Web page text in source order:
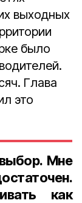
выходных
было
Глава
это
Мне
как